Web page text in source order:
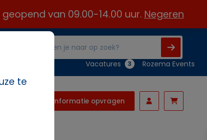
geopend van 09.00-14.00 uur. Negeren
Vacatures 3 Rozema Events
Informatie opvragen
te